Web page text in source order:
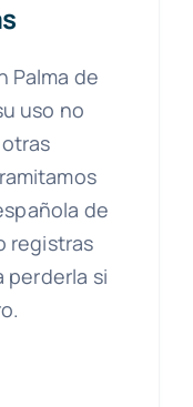
Palma de
uso no
de
registras
perderla si